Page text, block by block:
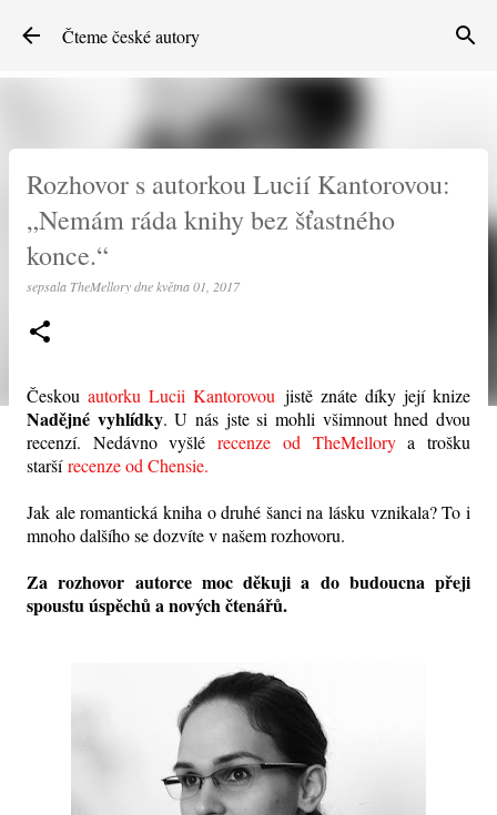
Přeskočit na hlavní obsah
Čteme české autory
Rozhovor s autorkou Lucií Kantorovou:
„Nemám ráda knihy bez šťastného
konce.“
sepsala TheMellorydnekvětna 01, 2017
Českouautorku Lucii Kantorovou jistě znáte díky její knize
Nadějné vyhlídky. U nás jste si mohli všimnout hned dvou
recenzí. Nedávno vyšlérecenze od TheMellorya trošku
staršírecenze od Chensie.
Jak ale romantická kniha o druhé šanci na lásku vznikala? To i
mnoho dalšího se dozvíte v našem rozhovoru.
Za rozhovor autorce moc děkuji a do budoucna přeji
spoustu úspěchů a nových čtenářů.